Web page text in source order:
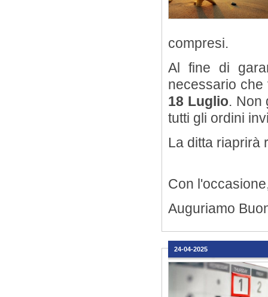
compresi.
Al fine di
necessario
18 Luglio. Non
tutti gli ordini
La ditta riaprirà
Con
Auguriamo
24-04-2025